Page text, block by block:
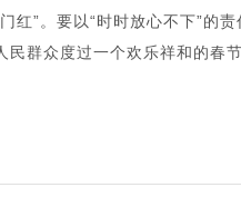
红”。要以“时时放心不下”
民群众度过一个欢乐祥和的春